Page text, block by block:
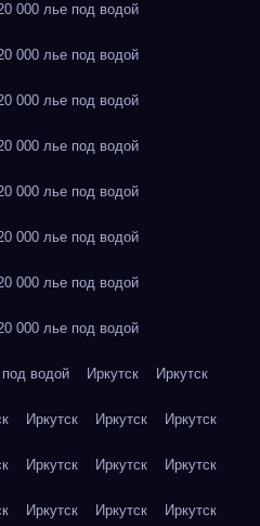
000 лье под водой
000 лье под водой
000 лье под водой
000 лье под водой
000 лье под водой
000 лье под водой
000 лье под водой
000 лье под водой
водой Иркутск Иркутск
Иркутск Иркутск Иркутск
Иркутск Иркутск Иркутск
Иркутск Иркутск Иркутск